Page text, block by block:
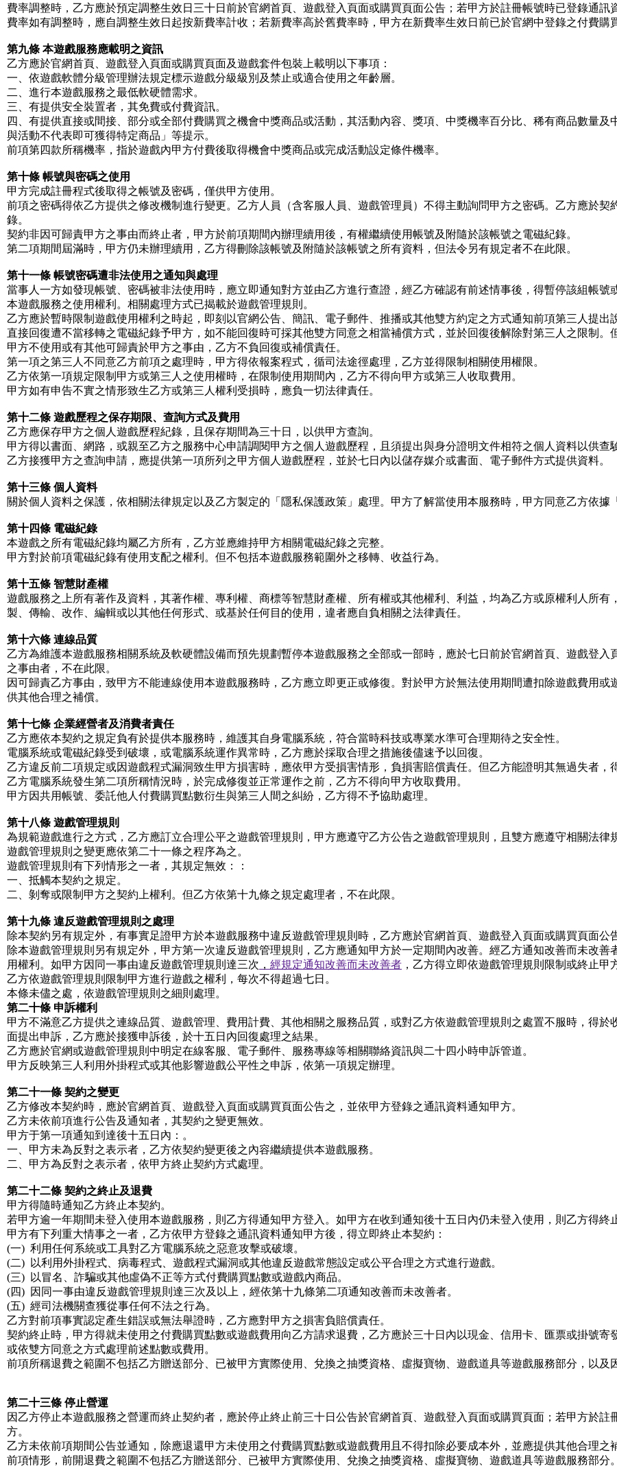
費率調整時，乙方應於預定調整生效日三十日前於官網首頁、遊戲登入頁面或購買頁面公告；若甲方於註冊帳號時已登錄通訊
費率如有調整時，應自調整生效日起按新費率計收；若新費率高於舊費率時，甲方在新費率生效日前已於官網中登錄之付費購
第九條 本遊戲服務應載明之資訊
乙方應於官網首頁、遊戲登入頁面或購買頁面及遊戲套件包裝上載明以下事項：
一、依遊戲軟體分級管理辦法規定標示遊戲分級級別及禁止或適合使用之年齡層。
二、進行本遊戲服務之最低軟硬體需求。
三、有提供安全裝置者，其免費或付費資訊。
四、有提供直接或間接、部分或全部付費購買之機會中獎商品或活動，其活動內容、獎項、中獎機率百分比、稀有商品數量
與活動不代表即可獲得特定商品」等提示。
前項第四款所稱機率，指於遊戲內甲方付費後取得機會中獎商品或完成活動設定條件機率。
第十條 帳號與密碼之使用
甲方完成註冊程式後取得之帳號及密碼，僅供甲方使用。
前項之密碼得依乙方提供之修改機制進行變更。乙方人員（含客服人員、遊戲管理員）不得主動詢問甲方之密碼。乙方應於
錄。
契約非因可歸責甲方之事由而終止者，甲方於前項期間內辦理續用後，有權繼續使用帳號及附隨於該帳號之電磁紀錄。
第二項期間屆滿時，甲方仍未辦理續用，乙方得刪除該帳號及附隨於該帳號之所有資料，但法令另有規定者不在此限。
第十一條 帳號密碼遭非法使用之通知與處理
當事人一方如發現帳號、密碼被非法使用時，應立即通知對方並由乙方進行查證，經乙方確認有前述情事後，得暫停該組帳
本遊戲服務之使用權利。相關處理方式已揭載於遊戲管理規則。
乙方應於暫時限制遊戲使用權利之時起，即刻以官網公告、簡訊、電子郵件、推播或其他雙方約定之方式通知前項第三人提
直接回復遭不當移轉之電磁紀錄予甲方，如不能回復時可採其他雙方同意之相當補償方式，並於回復後解除對第三人之限制
甲方不使用或有其他可歸責於甲方之事由，乙方不負回復或補償責任。
第一項之第三人不同意乙方前項之處理時，甲方得依報案程式，循司法途徑處理，乙方並得限制相關使用權限。
乙方依第一項規定限制甲方或第三人之使用權時，在限制使用期間內，乙方不得向甲方或第三人收取費用。
甲方如有申告不實之情形致生乙方或第三人權利受損時，應負一切法律責任。
第十二條 遊戲歷程之保存期限、查詢方式及費用
乙方應保存甲方之個人遊戲歷程紀錄，且保存期間為三十日，以供甲方查詢。
甲方得以書面、網路，或親至乙方之服務中心申請調閱甲方之個人遊戲歷程，且須提出與身分證明文件相符之個人資料以供查
乙方接獲甲方之查詢申請，應提供第一項所列之甲方個人遊戲歷程，並於七日內以儲存媒介或書面、電子郵件方式提供資料。
第十三條 個人資料
關於個人資料之保護，依相關法律規定以及乙方製定的「隱私保護政策」處理。甲方了解當使用本服務時，甲方同意乙方依據
第十四條 電磁紀錄
本遊戲之所有電磁紀錄均屬乙方所有，乙方並應維持甲方相關電磁紀錄之完整。
甲方對於前項電磁紀錄有使用支配之權利。但不包括本遊戲服務範圍外之移轉、收益行為。
第十五條 智慧財產權
遊戲服務之上所有著作及資料，其著作權、專利權、商標等智慧財產權、所有權或其他權利、利益，均為乙方或原權利人所
製、傳輸、改作、編輯或以其他任何形式、或基於任何目的使用，違者應自負相關之法律責任。
第十六條 連線品質
乙方為維護本遊戲服務相關系統及軟硬體設備而預先規劃暫停本遊戲服務之全部或一部時，應於七日前於官網首頁、遊戲登
之事由者，不在此限。
因可歸責乙方事由，致甲方不能連線使用本遊戲服務時，乙方應立即更正或修復。對於甲方於無法使用期間遭扣除遊戲費用
供其他合理之補償。
第十七條 企業經營者及消費者責任
乙方應依本契約之規定負有於提供本服務時，維護其自身電腦系統，符合當時科技或專業水準可合理期待之安全性。
電腦系統或電磁紀錄受到破壞，或電腦系統運作異常時，乙方應於採取合理之措施後儘速予以回復。
乙方違反前二項規定或因遊戲程式漏洞致生甲方損害時，應依甲方受損害情形，負損害賠償責任。但乙方能證明其無過失者，
乙方電腦系統發生第二項所稱情況時，於完成修復並正常運作之前，乙方不得向甲方收取費用。
甲方因共用帳號、委託他人付費購買點數衍生與第三人間之糾紛，乙方得不予協助處理。
第十八條 遊戲管理規則
為規範遊戲進行之方式，乙方應訂立合理公平之遊戲管理規則，甲方應遵守乙方公告之遊戲管理規則，且雙方應遵守相關法律
遊戲管理規則之變更應依第二十一條之程序為之。
遊戲管理規則有下列情形之一者，其規定無效：：
一、抵觸本契約之規定。
二、剝奪或限制甲方之契約上權利。但乙方依第十九條之規定處理者，不在此限。
第十九條 違反遊戲管理規則之處理
除本契約另有規定外，有事實足證甲方於本遊戲服務中違反遊戲管理規則時，乙方應於官網首頁、遊戲登入頁面或購買頁面公
除本遊戲管理規則另有規定外，甲方第一次違反遊戲管理規則，乙方應通知甲方於一定期間內改善。經乙方通知改善而未改
用權利。如甲方因同一事由違反遊戲管理規則達三次 ， 經規定通知改善而未改善者 ，乙方得立即依遊戲管理規則限制或終止甲
乙方依遊戲管理規則限制甲方進行遊戲之權利，每次不得超過七日。
本條未儘之處，依遊戲管理規則之細則處理。
第二十條 申訴權利
甲方不滿意乙方提供之連線品質、遊戲管理、費用計費、其他相關之服務品質，或對乙方依遊戲管理規則之處置不服時，得
面提出申訴，乙方應於接獲申訴後，於十五日內回復處理之結果。
乙方應於官網或遊戲管理規則中明定在線客服、電子郵件、服務專線等相關聯絡資訊與二十四小時申訴管道。
甲方反映第三人利用外掛程式或其他影響遊戲公平性之申訴，依第一項規定辦理。
第二十一條 契約之變更
乙方修改本契約時，應於官網首頁、遊戲登入頁面或購買頁面公告之，並依甲方登錄之通訊資料通知甲方。
乙方未依前項進行公告及通知者，其契約之變更無效。
甲方于第一項通知到達後十五日內：。
一、甲方未為反對之表示者，乙方依契約變更後之內容繼續提供本遊戲服務。
二、甲方為反對之表示者，依甲方終止契約方式處理。
第二十二條 契約之終止及退費
甲方得隨時通知乙方終止本契約。
若甲方逾一年期間未登入使用本遊戲服務，則乙方得通知甲方登入。如甲方在收到通知後十五日內仍未登入使用，則乙方得終
甲方有下列重大情事之一者，乙方依甲方登錄之通訊資料通知甲方後，得立即終止本契約：
(一)  利用任何系統或工具對乙方電腦系統之惡意攻擊或破壞。
(二)  以利用外掛程式、病毒程式、遊戲程式漏洞或其他違反遊戲常態設定或公平合理之方式進行遊戲。
(三)  以冒名、詐騙或其他虛偽不正等方式付費購買點數或遊戲內商品。
(四)  因同一事由違反遊戲管理規則達三次及以上，經依第十九條第二項通知改善而未改善者。
(五)  經司法機關查獲從事任何不法之行為。
乙方對前項事實認定產生錯誤或無法舉證時，乙方應對甲方之損害負賠償責任。
契約終止時，甲方得就未使用之付費購買點數或遊戲費用向乙方請求退費，乙方應於三十日內以現金、信用卡、匯票或掛號寄
或依雙方同意之方式處理前述點數或費用。
前項所稱退費之範圍不包括乙方贈送部分、已被甲方實際使用、兌換之抽獎資格、虛擬寶物、遊戲道具等遊戲服務部分，以及
第二十三條 停止營運
因乙方停止本遊戲服務之營運而終止契約者，應於停止終止前三十日公告於官網首頁、遊戲登入頁面或購買頁面；若甲方於
方。
乙方未依前項期間公告並通知，除應退還甲方未使用之付費購買點數或遊戲費用且不得扣除必要成本外，並應提供其他合理之
前項情形，前開退費之範圍不包括乙方贈送部分、已被甲方實際使用、兌換之抽獎資格、虛擬寶物、遊戲道具等遊戲服務部分。